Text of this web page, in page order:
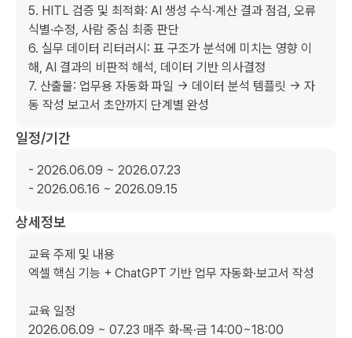
5. HITL 검증 및 최적화: AI 생성 수식·계산 결과 점검, 오류
식별·수정, 사람 중심 최종 판단
6. 실무 데이터 리터러시: 표 구조가 분석에 미치는 영향 이
해, AI 결과의 비판적 해석, 데이터 기반 의사결정
7. 산출물: 업무용 자동화 파일 → 데이터 분석 템플릿 → 자
동 작성 보고서 초안까지 단계별 완성
일정/기간
- 2026.06.09 ~ 2026.07.23
- 2026.06.16 ~ 2026.09.15
상세정보
교육 주제 및 내용
엑셀 핵심 기능 + ChatGPT 기반 업무 자동화·보고서 작성
교육 일정
2026.06.09 ~ 07.23 매주 화·목·금 14:00~18:00